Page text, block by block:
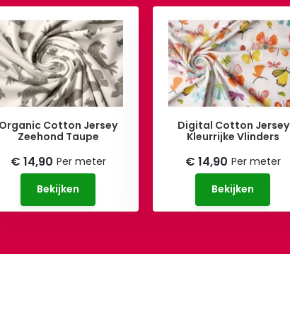
Organic Cotton Jersey
Zeehond Taupe
€ 14,90 Per meter
Bekijken
Digital Cotton Jersey
Kleurrijke Vlinders
€ 14,90 Per meter
Bekijken